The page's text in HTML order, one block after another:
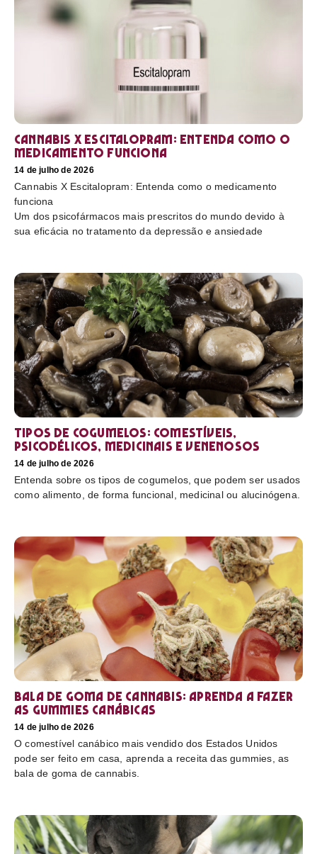
Cannabis X Escitalopram: Entenda como o
medicamento funciona
14 de julho de 2026
Cannabis X Escitalopram: Entenda como o medicamento
funciona
Um dos psicofármacos mais prescritos do mundo devido à
sua eficácia no tratamento da depressão e ansiedade
Tipos de cogumelos: comestíveis,
psicodélicos, medicinais e venenosos
14 de julho de 2026
Entenda sobre os tipos de cogumelos, que podem ser usados
como alimento, de forma funcional, medicinal ou alucinógena.
Bala de goma de cannabis: aprenda a fazer
as gummies canábicas
14 de julho de 2026
O comestível canábico mais vendido dos Estados Unidos
pode ser feito em casa, aprenda a receita das gummies, as
bala de goma de cannabis.